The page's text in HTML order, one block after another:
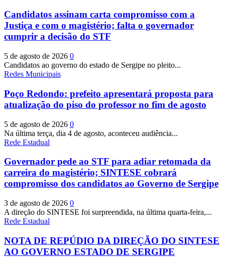
Candidatos assinam carta compromisso com a
Justiça e com o magistério; falta o governador
cumprir a decisão do STF
5 de agosto de 2026 0
Candidatos ao governo do estado de Sergipe no pleito...
Redes Municipais
Poço Redondo: prefeito apresentará proposta para
atualização do piso do professor no fim de agosto
5 de agosto de 2026 0
Na última terça, dia 4 de agosto, aconteceu audiência...
Rede Estadual
Governador pede ao STF para adiar retomada da
carreira do magistério; SINTESE cobrará
compromisso dos candidatos ao Governo de Sergipe
3 de agosto de 2026 0
A direção do SINTESE foi surpreendida, na última quarta-feira,...
Rede Estadual
NOTA DE REPÚDIO DA DIREÇÃO DO SINTESE
AO GOVERNO ESTADO DE SERGIPE